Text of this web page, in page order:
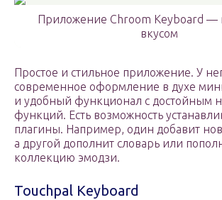
Приложение Chroom Keyboard —
вкусом
Простое и стильное приложение. У
современное оформление в духе
и удобный функционал с достойным
функций. Есть возможность
плагины. Например, один добавит
а другой дополнит словарь или
коллекцию эмодзи.
Touchpal Keyboard